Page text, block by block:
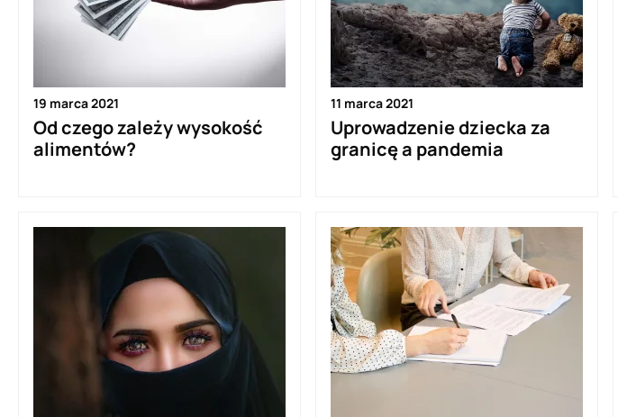
19 marca 2021
Od czego zależy wysokość
alimentów?
11 marca 2021
Uprowadzenie dziecka za
granicę a pandemia